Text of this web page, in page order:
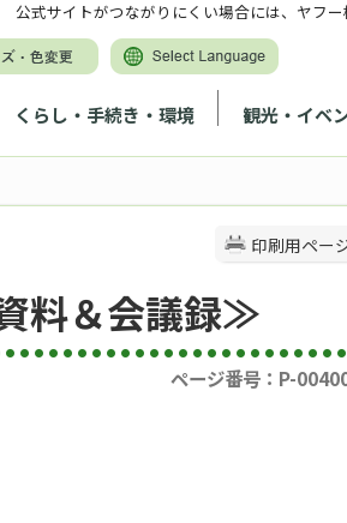
くらし・手続き・環境 観光・イベ
公式サイトがつながりにくい場合には、ヤフ
印刷用ペー
料＆会議録≫
ページ番号：P-